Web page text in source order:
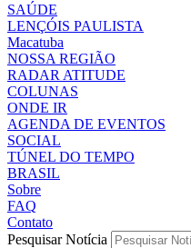
SAÚDE
LENÇÓIS PAULISTA
Macatuba
NOSSA REGIÃO
RADAR ATITUDE
COLUNAS
ONDE IR
AGENDA DE EVENTOS
SOCIAL
TÚNEL DO TEMPO
BRASIL
Sobre
FAQ
Contato
Pesquisar Notícia